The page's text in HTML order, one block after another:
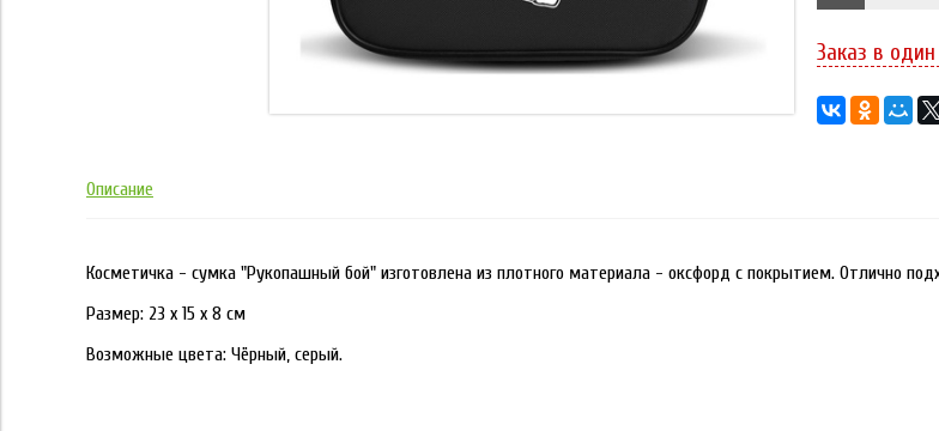
Заказ в
Описание
Косметичка - сумка "Рукопашный бой" изготовлена из плотного материала - оксфорд с покрытием. Отлично
Размер: 23 х 15 х 8 см
Возможные цвета: Чёрный, серый.